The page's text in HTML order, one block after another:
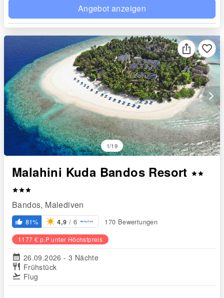
Angebot anzeigen
arrow_forward_ios
1/19
favorite_border
Malahini Kuda Bandos Resort starstar
starstarstar
Bandos, Malediven
thumb_up_alt 81% 4,9 / 6 170 Bewertungen
1177 € p.P unter Höchstpreis
calendar_month 26.09.2026 - 3 Nächte
restaurant Frühstück
flight_takeoff Flug